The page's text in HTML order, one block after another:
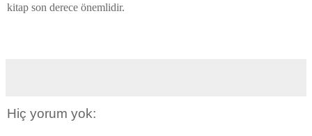
kitap son derece önemlidir.
Hiç yorum yok: